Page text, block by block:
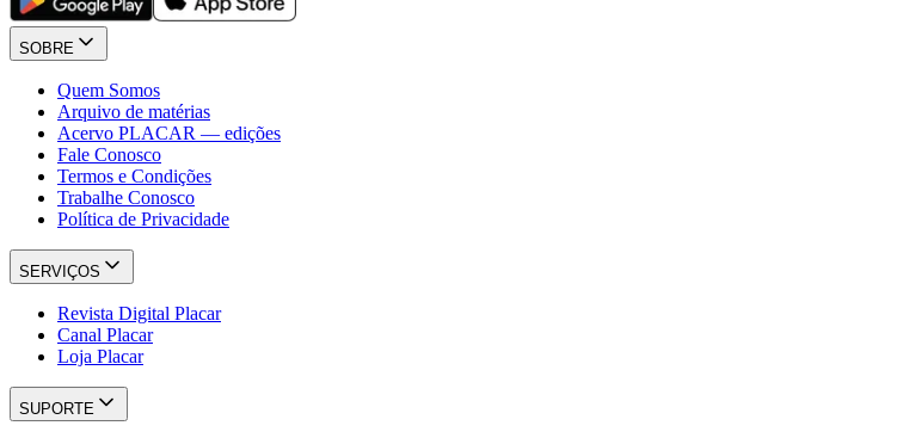
SOBRE
Quem Somos
Arquivo de matérias
Acervo PLACAR — edições
Fale Conosco
Termos e Condições
Trabalhe Conosco
Política de Privacidade
SERVIÇOS
Revista Digital Placar
Canal Placar
Loja Placar
SUPORTE